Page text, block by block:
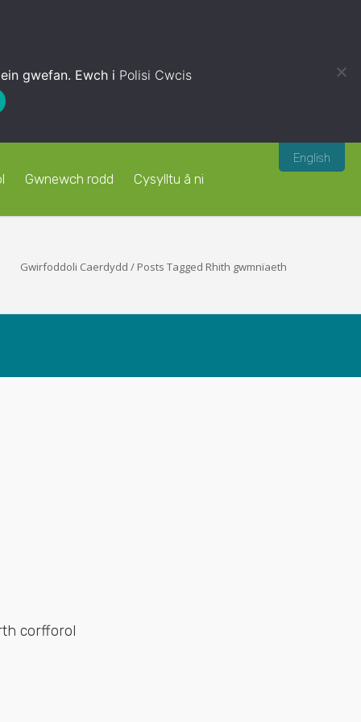
gwefan. Ewch i Polisi Cwcis
English
Gwnewch rodd Cysylltu â ni
Gwirfoddoli Caerdydd / Posts Tagged Rhith gwmnïaeth
corfforol